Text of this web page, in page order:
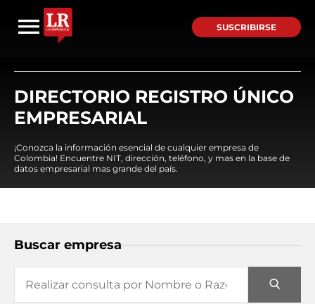
SUSCRIBIRSE
DIRECTORIO REGISTRO ÚNICO
EMPRESARIAL
¡Conozca la información esencial de cualquier empresa de
Colombia! Encuentre NIT, dirección, teléfono, y mas en la base de
datos empresarial mas grande del país.
Buscar empresa